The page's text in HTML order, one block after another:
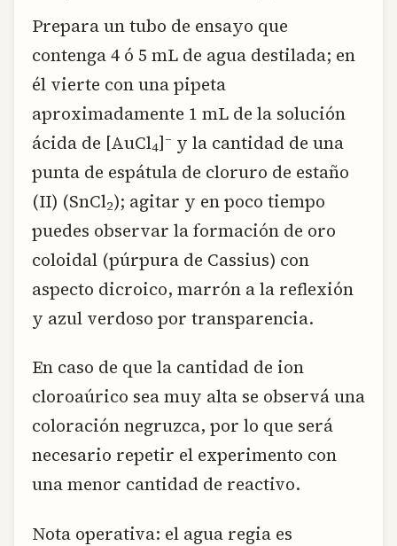
Prepara un tubo de ensayo que
contenga 4 ó 5 mL de agua destilada; en
él vierte con una pipeta
aproximadamente 1 mL de la solución
ácida de [AuCl4]– y la cantidad de una
punta de espátula de cloruro de estaño
(II) (SnCl2); agitar y en poco tiempo
puedes observar la formación de oro
coloidal (púrpura de Cassius) con
aspecto dicroico, marrón a la reflexión
y azul verdoso por transparencia.
En caso de que la cantidad de ion
cloroaúrico sea muy alta se observá una
coloración negruzca, por lo que será
necesario repetir el experimento con
una menor cantidad de reactivo.
Nota operativa: el agua regia es